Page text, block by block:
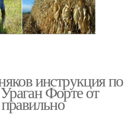
инструкция по
Форте от